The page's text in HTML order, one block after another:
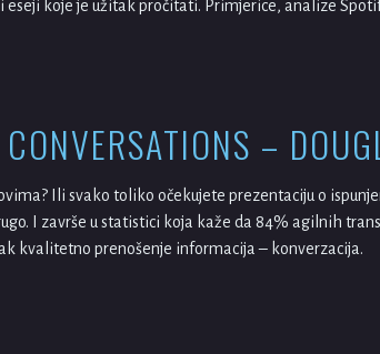
eseji koje je užitak pročitati. Primjerice, analize
–
Ili svako toliko očekujete prezentaciju o
I završe u statistici koja kaže da 84% agilnih
kvalitetno prenošenje informacija – konverzacija.